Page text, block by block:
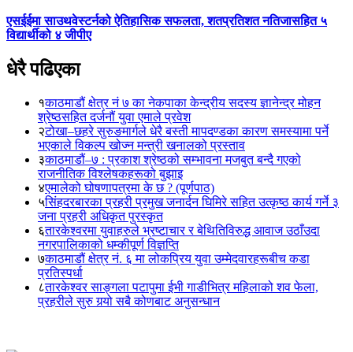
एसईईमा साउथवेस्टर्नको ऐतिहासिक सफलता, शतप्रतिशत नतिजासहित ५
विद्यार्थीको ४ जीपीए
धेरै पढिएका
१काठमाडौं क्षेत्र नं ७ का नेकपाका केन्द्रीय सदस्य ज्ञानेन्द्र मोहन
श्रेष्ठसहित दर्जनौं युवा एमाले प्रवेश
२टोखा–छहरे सुरुङमार्गले धेरै बस्ती मापदण्डका कारण समस्यामा पर्ने
भएकाले विकल्प खोज्न मन्त्री खनालको प्रस्ताव
३काठमाडौं–७ : प्रकाश श्रेष्ठको सम्भावना मजबुत बन्दै गएको
राजनीतिक विश्लेषकहरूको बुझाइ
४एमालेको घोषणापत्रमा के छ ? (पूर्णपाठ)
५सिंहदरबारका प्रहरी प्रमुख जनार्दन घिमिरे सहित उत्कृष्ठ कार्य गर्ने ३
जना प्रहरी अधिकृत पुरस्कृत
६तारकेश्वरमा युवाहरुले भ्रष्टाचार र बेथितिविरुद्ध आवाज उठाँउदा
नगरपालिकाको धम्कीपूर्ण विज्ञप्ति
७काठमाडौं क्षेत्र नं. ६ मा लोकप्रिय युवा उम्मेदवारहरूबीच कडा
प्रतिस्पर्धा
८तारकेश्वर साङ्गला पटापुमा ईभी गाडीभित्र महिलाको शव फेला,
प्रहरीले सुरु गर्‍यो सबै कोणबाट अनुसन्धान